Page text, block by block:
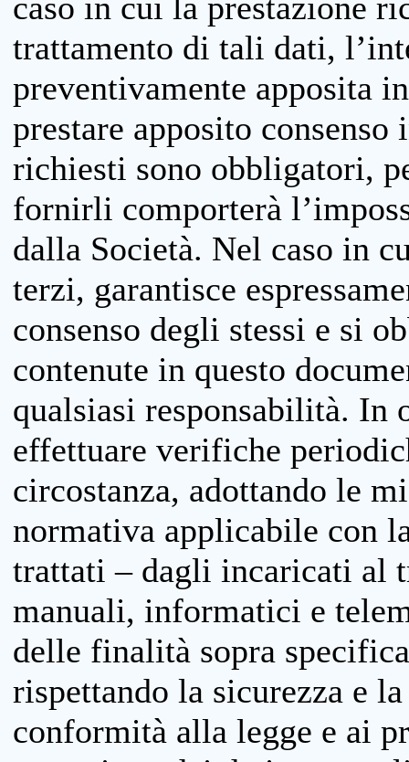
trattamento di tali dati,
preventivamente apposita
prestare apposito
richiesti sono obbligatori,
fornirli comporterà
dalla Società. Nel caso in
terzi, garantisce
consenso degli stessi e si
contenute in questo
qualsiasi responsabilità. In
effettuare verifiche
circostanza, adottando le
normativa applicabile con
trattati – dagli incaricati al
manuali, informatici e
delle finalità sopra
rispettando la sicurezza e
conformità alla legge e ai